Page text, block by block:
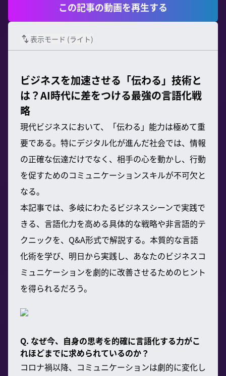
この記事の動画を再生する
表示モード (ライト)
ビジネスを加速させる「伝わる」技術と
は？AI時代に差をつける最強の言語化戦
略
現代ビジネスにおいて、「伝わる」能力は極めて重
要である。特にデジタル化が進んだ社会では、情報
の正確な伝達だけでなく、相手の心を動かし、行動
を促すためのコミュニケーションスキルが不可欠と
なる。
本記事では、多岐にわたるビジネスシーンで実践で
きる、言語化力を高める具体的な戦略や非言語的テ
クニックを、Q&A形式で解説する。本質的な言語
化術を学び、明日から実践し、あなたのビジネスコ
ミュニケーションを劇的に改善させるためのヒント
を得られるだろう。
Q. なぜ今、自身の思考を的確に言語化する力がこ
れほどまでに求められているのか？
コロナ禍以降、コミュニケーションは劇的に変化し